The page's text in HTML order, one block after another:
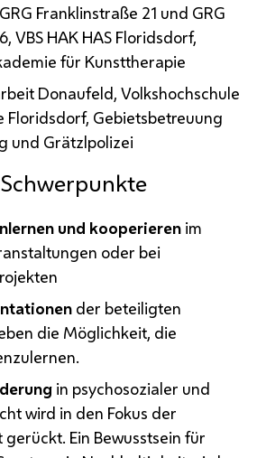
GRG Franklinstraße 21 und GRG
VBS HAK HAS Floridsdorf,
für Kunsttherapie
Donaufeld, Volkshochschule
Floridsdorf, Gebietsbetreuung
und Grätzlpolizei
und kooperieren im
oder bei
der beteiligten
die Möglichkeit, die
in psychosozialer und
wird in den Fokus der
Ein Bewusstsein für